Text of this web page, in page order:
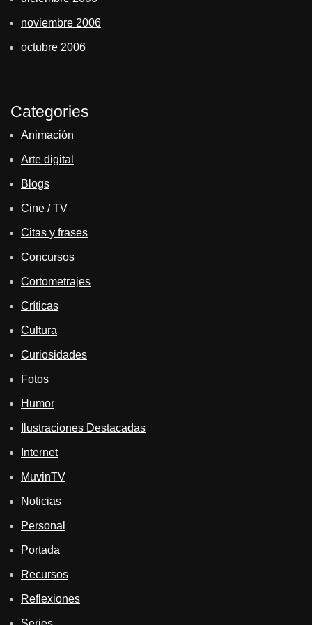
noviembre 2006
octubre 2006
Categories
Animación
Arte digital
Blogs
Cine / TV
Citas y frases
Concursos
Cortometrajes
Críticas
Cultura
Curiosidades
Fotos
Humor
Ilustraciones Destacadas
Internet
MuvinTV
Noticias
Personal
Portada
Recursos
Reflexiones